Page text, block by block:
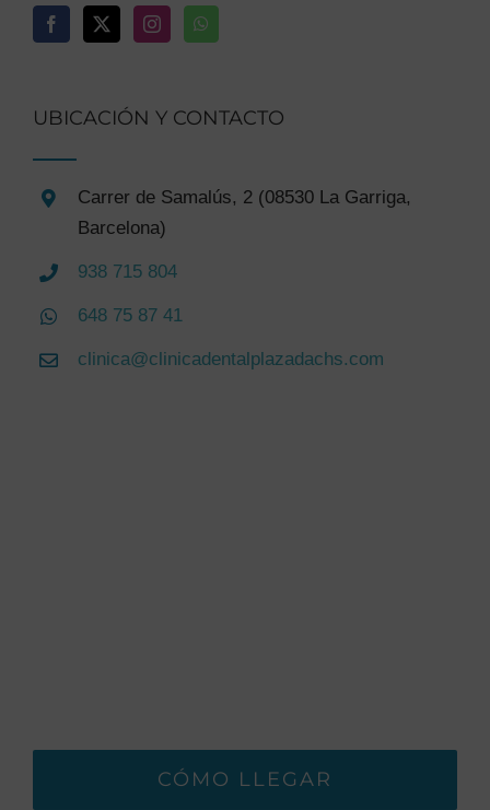
UBICACIÓN Y CONTACTO
Carrer de Samalús, 2 (08530 La Garriga,
Barcelona)
938 715 804
648 75 87 41
clinica@clinicadentalplazadachs.com
CÓMO LLEGAR